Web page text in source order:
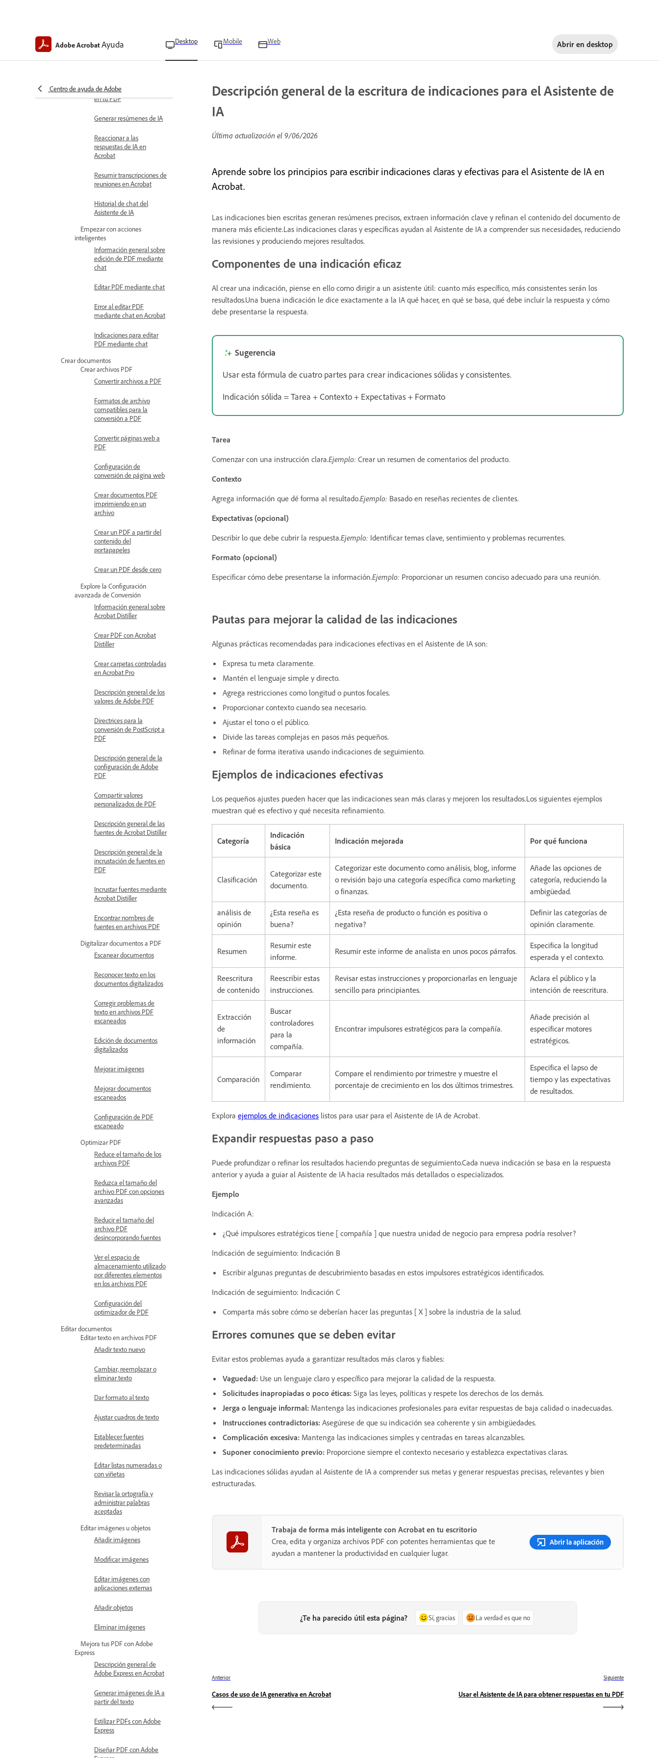
Adobe AcrobatAyuda Desktop Mobile Web Abrir en desktop
Centro de ayuda de Adobe
la escritura de
indicaciones para el
Asistente de IA
para obtener respuestas
en tu PDF
Generar resúmenes de IA
Reaccionar a las
respuestas de IA en
Acrobat
Resumir transcripciones de
reuniones en Acrobat
Historial de chat del
Asistente de IA
Empezar con acciones
inteligentes
Información general sobre
edición de PDF mediante
chat
Editar PDF mediante chat
Error al editar PDF
mediante chat en Acrobat
Indicaciones para editar
PDF mediante chat
Crear documentos
Crear archivos PDF
Convertir archivos a PDF
Formatos de archivo
compatibles para la
conversión a PDF
Convertir páginas web a
PDF
Configuración de
conversión de página web
Crear documentos PDF
imprimiendo en un
archivo
Crear un PDF a partir del
contenido del
portapapeles
Crear un PDF desde cero
Explore la Configuración
avanzada de Conversión
Información general sobre
Acrobat Distiller
Crear PDF con Acrobat
Distiller
Crear carpetas controladas
en Acrobat Pro
Descripción general de los
valores de Adobe PDF
Directrices para la
conversión de PostScript a
PDF
Descripción general de la
configuración de Adobe
PDF
Compartir valores
personalizados de PDF
Descripción general de las
fuentes de Acrobat Distiller
Descripción general de la
incrustación de fuentes en
PDF
Incrustar fuentes mediante
Acrobat Distiller
Encontrar nombres de
fuentes en archivos PDF
Digitalizar documentos a PDF
Escanear documentos
Reconocer texto en los
documentos digitalizados
Corregir problemas de
texto en archivos PDF
escaneados
Edición de documentos
digitalizados
Mejorar imágenes
Mejorar documentos
escaneados
Configuración de PDF
escaneado
Optimizar PDF
Reduce el tamaño de los
archivos PDF
Reduzca el tamaño del
archivo PDF con opciones
avanzadas
Reducir el tamaño del
archivo PDF
desincorporando fuentes
Ver el espacio de
almacenamiento utilizado
por diferentes elementos
en los archivos PDF
Configuración del
optimizador de PDF
Editar documentos
Editar texto en archivos PDF
Añadir texto nuevo
Cambiar, reemplazar o
eliminar texto
Dar formato al texto
Ajustar cuadros de texto
Establecer fuentes
predeterminadas
Editar listas numeradas o
con viñetas
Revisar la ortografía y
administrar palabras
aceptadas
Editar imágenes u objetos
Añadir imágenes
Modificar imágenes
Editar imágenes con
aplicaciones externas
Añadir objetos
Eliminar imágenes
Mejora tus PDF con Adobe
Express
Descripción general de
Adobe Express en Acrobat
Generar imágenes de IA a
partir del texto
Estilizar PDFs con Adobe
Express
Diseñar PDF con Adobe
Descripción general de la escritura de indicaciones para el Asistente de
IA
Última actualización el 9/06/2026
Aprende sobre los principios para escribir indicaciones claras y efectivas para el Asistente de IA en
Acrobat.
Las indicaciones bien escritas generan resúmenes precisos, extraen información clave y refinan el contenido del documento de
manera más eficiente.Las indicaciones claras y específicas ayudan al Asistente de IA a comprender sus necesidades, reduciendo
las revisiones y produciendo mejores resultados.
Componentes de una indicación eficaz
Al crear una indicación, piense en ello como dirigir a un asistente útil: cuanto más específico, más consistentes serán los
resultados.Una buena indicación le dice exactamente a la IA qué hacer, en qué se basa, qué debe incluir la respuesta y cómo
debe presentarse la respuesta.
Sugerencia
Usar esta fórmula de cuatro partes para crear indicaciones sólidas y consistentes.
Indicación sólida = Tarea + Contexto + Expectativas + Formato
Tarea
Comenzar con una instrucción clara.Ejemplo: Crear un resumen de comentarios del producto.
Contexto
Agrega información que dé forma al resultado.Ejemplo: Basado en reseñas recientes de clientes.
Expectativas (opcional)
Describir lo que debe cubrir la respuesta.Ejemplo: Identificar temas clave, sentimiento y problemas recurrentes.
Formato (opcional)
Especificar cómo debe presentarse la información.Ejemplo: Proporcionar un resumen conciso adecuado para una reunión.
Pautas para mejorar la calidad de las indicaciones
Algunas prácticas recomendadas para indicaciones efectivas en el Asistente de IA son:
Expresa tu meta claramente.
Mantén el lenguaje simple y directo.
Agrega restricciones como longitud o puntos focales.
Proporcionar contexto cuando sea necesario.
Ajustar el tono o el público.
Divide las tareas complejas en pasos más pequeños.
Refinar de forma iterativa usando indicaciones de seguimiento.
Ejemplos de indicaciones efectivas
Los pequeños ajustes pueden hacer que las indicaciones sean más claras y mejoren los resultados.Los siguientes ejemplos
muestran qué es efectivo y qué necesita refinamiento.
Categoría
Indicación
básica
Indicación mejorada Por qué funciona
Clasificación
Categorizar este
documento.
Categorizar este documento como análisis, blog, informe
o revisión bajo una categoría específica como marketing
o finanzas.
Añade las opciones de
categoría, reduciendo la
ambigüedad.
análisis de
opinión
¿Esta reseña es
buena?
¿Esta reseña de producto o función es positiva o
negativa?
Definir las categorías de
opinión claramente.
Resumen
Resumir este
informe.
Resumir este informe de analista en unos pocos párrafos.
Especifica la longitud
esperada y el contexto.
Reescritura
de contenido
Reescribir estas
instrucciones.
Revisar estas instrucciones y proporcionarlas en lenguaje
sencillo para principiantes.
Aclara el público y la
intención de reescritura.
Extracción
de
información
Buscar
controladores
para la
compañía.
Encontrar impulsores estratégicos para la compañía.
Añade precisión al
especificar motores
estratégicos.
Comparación
Comparar
rendimiento.
Compare el rendimiento por trimestre y muestre el
porcentaje de crecimiento en los dos últimos trimestres.
Especifica el lapso de
tiempo y las expectativas
de resultados.
Explora ejemplos de indicaciones listos para usar para el Asistente de IA de Acrobat.
Expandir respuestas paso a paso
Puede profundizar o refinar los resultados haciendo preguntas de seguimiento.Cada nueva indicación se basa en la respuesta
anterior y ayuda a guiar al Asistente de IA hacia resultados más detallados o especializados.
Ejemplo
Indicación A:
¿Qué impulsores estratégicos tiene [ compañía ] que nuestra unidad de negocio para empresa podría resolver?
Indicación de seguimiento: Indicación B
Escribir algunas preguntas de descubrimiento basadas en estos impulsores estratégicos identificados.
Indicación de seguimiento: Indicación C
Comparta más sobre cómo se deberían hacer las preguntas [ X ] sobre la industria de la salud.
Errores comunes que se deben evitar
Evitar estos problemas ayuda a garantizar resultados más claros y fiables:
Vaguedad: Use un lenguaje claro y específico para mejorar la calidad de la respuesta.
Solicitudes inapropiadas o poco éticas: Siga las leyes, políticas y respete los derechos de los demás.
Jerga o lenguaje informal: Mantenga las indicaciones profesionales para evitar respuestas de baja calidad o inadecuadas.
Instrucciones contradictorias: Asegúrese de que su indicación sea coherente y sin ambigüedades.
Complicación excesiva: Mantenga las indicaciones simples y centradas en tareas alcanzables.
Suponer conocimiento previo: Proporcione siempre el contexto necesario y establezca expectativas claras.
Las indicaciones sólidas ayudan al Asistente de IA a comprender sus metas y generar respuestas precisas, relevantes y bien
estructuradas.
Trabaja de forma más inteligente con Acrobat en tu escritorio
Crea, edita y organiza archivos PDF con potentes herramientas que te
ayudan a mantener la productividad en cualquier lugar.
Abrir la aplicación
¿Te ha parecido útil esta página? Sí, gracias La verdad es que no
Anterior
Casos de uso de IA generativa en Acrobat
Siguiente
Usar el Asistente de IA para obtener respuestas en tu PDF